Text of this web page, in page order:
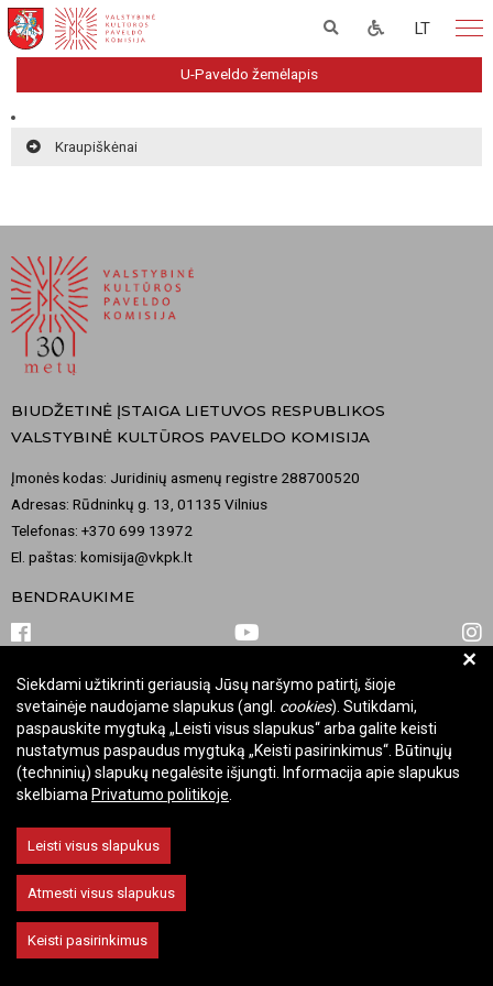
LT
U-Paveldo žemėlapis
Kraupiškėnai
BIUDŽETINĖ ĮSTAIGA LIETUVOS RESPUBLIKOS
VALSTYBINĖ KULTŪROS PAVELDO KOMISIJA
Įmonės kodas: Juridinių asmenų registre 288700520
Adresas: Rūdninkų g. 13, 01135 Vilnius
Telefonas: +370 699 13972
El. paštas: komisija@vkpk.lt
BENDRAUKIME
© 2026 Valstybinė kultūros paveldo komisija. Visos teisės saugomos.
Keisti slapukų nustatymus
+
Siekdami užtikrinti geriausią Jūsų naršymo patirtį, šioje
svetainėje naudojame slapukus (angl. cookies). Sutikdami,
paspauskite mygtuką „Leisti visus slapukus“ arba galite keisti
nustatymus paspaudus mygtuką „Keisti pasirinkimus“. Būtinųjų
(techninių) slapukų negalėsite išjungti. Informacija apie slapukus
skelbiama Privatumo politikoje
Leisti visus slapukus
Atmesti visus slapukus
Keisti pasirinkimus